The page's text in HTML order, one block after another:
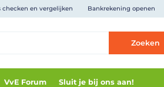
checken en vergelijken Bankrekening openen
Zoeken
VvE Forum Sluit je bij ons aan!